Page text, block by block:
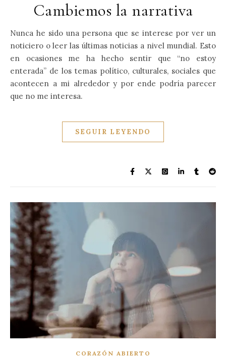
Cambiemos la narrativa
Nunca he sido una persona que se interese por ver un
noticiero o leer las últimas noticias a nivel mundial. Esto
en ocasiones me ha hecho sentir que “no estoy
enterada” de los temas político, culturales, sociales que
acontecen a mi alrededor y por ende podría parecer
que no me interesa.
SEGUIR LEYENDO
CORAZÓN ABIERTO